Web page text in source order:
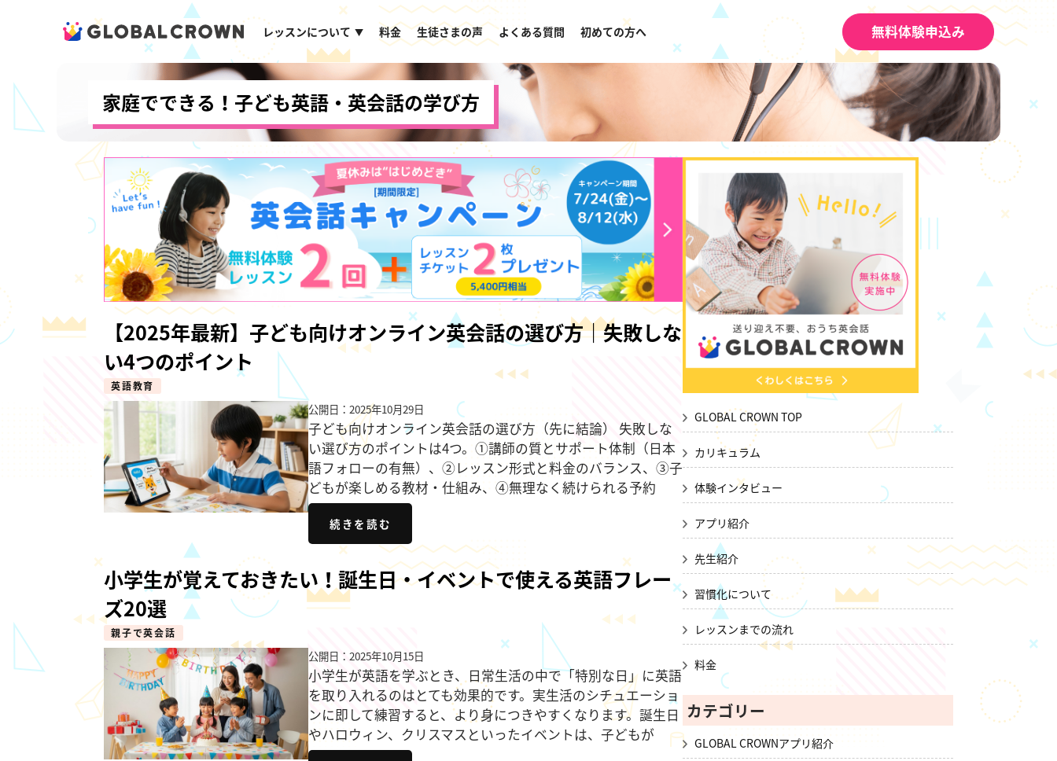
レッスンについて ▼ 料金 生徒さまの声 よくある質問 初めての方へ 無料体験申込み
家庭でできる！子ども英語・英会話の学び方
【2025年最新】子ども向けオンライン英会話の選び方｜失敗しな
い4つのポイント
英語教育
公開日：2025年10月29日
子ども向けオンライン英会話の選び方（先に結論） 失敗しな
い選び方のポイントは4つ。①講師の質とサポート体制（日本
語フォローの有無）、②レッスン形式と料金のバランス、③子
どもが楽しめる教材・仕組み、④無理なく続けられる予約
続きを読む
小学生が覚えておきたい！誕生日・イベントで使える英語フレー
ズ20選
親子で英会話
公開日：2025年10月15日
小学生が英語を学ぶとき、日常生活の中で「特別な日」に英語
を取り入れるのはとても効果的です。実生活のシチュエーショ
ンに即して練習すると、より身につきやすくなります。誕生日
やハロウィン、クリスマスといったイベントは、子どもが
GLOBAL CROWN TOP
カリキュラム
体験インタビュー
アプリ紹介
先生紹介
習慣化について
レッスンまでの流れ
料金
カテゴリー
GLOBAL CROWNアプリ紹介